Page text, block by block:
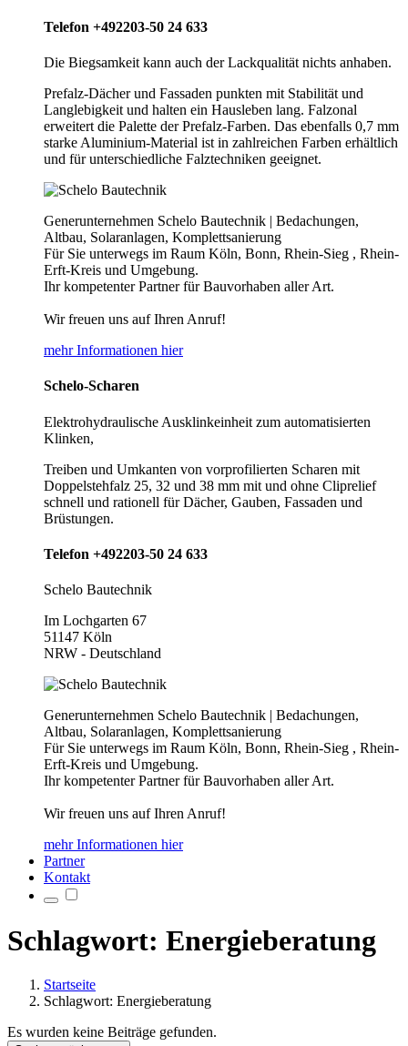
Telefon +492203-50 24 633
Die Biegsamkeit kann auch der Lackqualität nichts anhaben.
Prefalz-Dächer und Fassaden punkten mit Stabilität und
Langlebigkeit und halten ein Hausleben lang. Falzonal
erweitert die Palette der Prefalz-Farben. Das ebenfalls 0,7 mm
starke Aluminium-Material ist in zahlreichen Farben erhältlich
und für unterschiedliche Falztechniken geeignet.
Generunternehmen Schelo Bautechnik | Bedachungen,
Altbau, Solaranlagen, Komplettsanierung
Für Sie unterwegs im Raum Köln, Bonn, Rhein-Sieg , Rhein-
Erft-Kreis und Umgebung.
Ihr kompetenter Partner für Bauvorhaben aller Art.
Wir freuen uns auf Ihren Anruf!
mehr Informationen hier
Schelo-Scharen
Elektrohydraulische Ausklinkeinheit zum automatisierten
Klinken,
Treiben und Umkanten von vorprofilierten Scharen mit
Doppelstehfalz 25, 32 und 38 mm mit und ohne Cliprelief
schnell und rationell für Dächer, Gauben, Fassaden und
Brüstungen.
Telefon +492203-50 24 633
Schelo Bautechnik
Im Lochgarten 67
51147 Köln
NRW - Deutschland
Generunternehmen Schelo Bautechnik | Bedachungen,
Altbau, Solaranlagen, Komplettsanierung
Für Sie unterwegs im Raum Köln, Bonn, Rhein-Sieg , Rhein-
Erft-Kreis und Umgebung.
Ihr kompetenter Partner für Bauvorhaben aller Art.
Wir freuen uns auf Ihren Anruf!
mehr Informationen hier
Partner
Kontakt
Schlagwort: Energieberatung
Startseite
Schlagwort: Energieberatung
Es wurden keine Beiträge gefunden.